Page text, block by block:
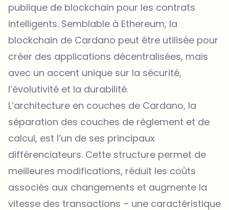
publique de blockchain pour les contrats
intelligents. Semblable à Ethereum, la
blockchain de Cardano peut être utilisée pour
créer des applications décentralisées, mais
avec un accent unique sur la sécurité,
l’évolutivité et la durabilité.
L’architecture en couches de Cardano, la
séparation des couches de règlement et de
calcul, est l’un de ses principaux
différenciateurs. Cette structure permet de
meilleures modifications, réduit les coûts
associés aux changements et augmente la
vitesse des transactions – une caractéristique